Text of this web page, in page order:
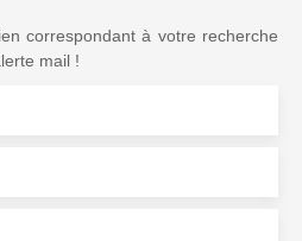
correspondant à votre recherche
mail !